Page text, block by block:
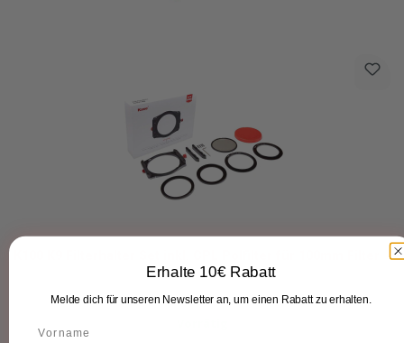
Erhalte 10€ Rabatt
Melde dich für unseren Newsletter an, um einen Rabatt zu erhalten.